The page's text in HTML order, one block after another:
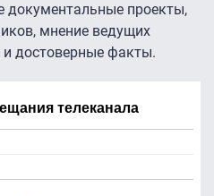
документальные проекты,
мнение ведущих
и достоверные факты.
телеканала